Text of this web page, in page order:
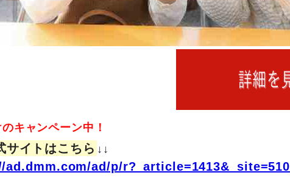
キャンペーン中！
サイトはこちら ↓↓
ad.dmm.com/ad/p/r?_article=1413&_site=510